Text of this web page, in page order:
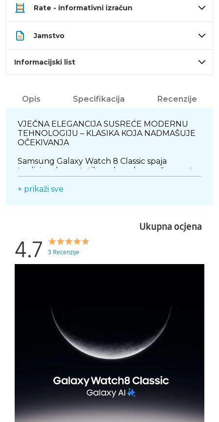
Rate - informativni izračun
Jamstvo
Informacijski list
Opis Specifikacija Recenzije
VJEČNA ELEGANCIJA SUSREĆE MODERNU
TEHNOLOGIJU – KLASIKA KOJA NADMAŠUJE
OČEKIVANJA
Samsung Galaxy Watch 8 Classic spaja
tradicionalnu estetiku vrhunskog ručnog sata
Njegovo robusno kućište od nehrđajućeg
ogrebotina i udaraca. Sat dolazi s poznatim
rotirajućim prstenom koji omogućuje
intuitivno upravljanje i odaje počast klasičnom
mehaničkom dizajnu. Uz IP68 otpornost na
vodu i prašinu te usklađenost s vojnim
VRHUNSKI SUPER AMOLED ZASLON
Opremljen 1.34-inčnim Super AMOLED
zaslonom visoke razlučivosti od 438 x 438
piksela i gustoće od 327 ppi, ovaj pametni sat
pruža besprijekornu vidljivost u svim uvjetima.
jasno vidljive čak i pod izravnim sunčevim
svjetlom. Safirna zaštita osigurava
dugovječnost i otpornost na svakodnevne
+ prikaži sve
Ukupna ocjena
4.7 3 Recenzije